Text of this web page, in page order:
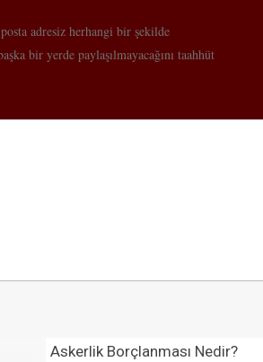
adresiz herhangi bir şekilde
bir yerde paylaşılmayacağını taahhüt
Askerlik Borçlanması Nedir?